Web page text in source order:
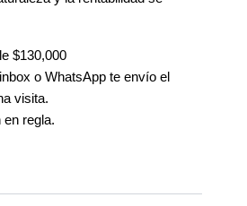
$130,000
o WhatsApp te envío el
visita.
en regla.